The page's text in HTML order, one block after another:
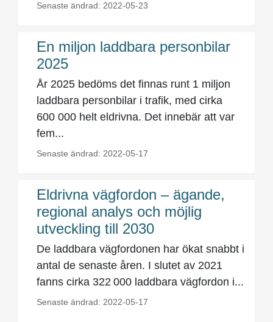
Senaste ändrad: 2022-05-23
En miljon laddbara personbilar
2025
År 2025 bedöms det finnas runt 1 miljon
laddbara personbilar i trafik, med cirka
600 000 helt eldrivna. Det innebär att var
fem...
Senaste ändrad: 2022-05-17
Eldrivna vägfordon – ägande,
regional analys och möjlig
utveckling till 2030
De laddbara vägfordonen har ökat snabbt i
antal de senaste åren. I slutet av 2021
fanns cirka 322 000 laddbara vägfordon i...
Senaste ändrad: 2022-05-17